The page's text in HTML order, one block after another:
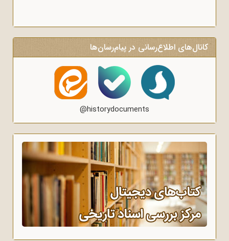
کانال‌های اطلاع‌رسانی در پیام‌رسان‌ها
@historydocuments